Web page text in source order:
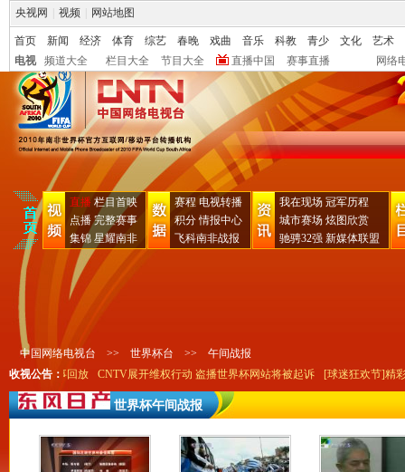
央视网 视频 网站地图
首页 新闻 经济 体育 综艺 春晚 戏曲 音乐 科教 青少 文化
艺术
电视
频道大全 栏目大全 节目大全 直播中国 赛事直播 网络
直播 栏目首映
点播 完整赛事
集锦 星耀南非
赛程 电视转播
积分 情报中心
飞科南非战报
我在现场 冠军历程
城市赛场 炫图欣赏
驰骋32强 新媒体联盟
中国网络电视台 >> 世界杯台 >> 午间战报
收视公告：
"完整赛事回放 CNTV展开维权行动 盗播世界杯网站将被起诉 [球迷狂欢节]精彩
世界杯午间战报